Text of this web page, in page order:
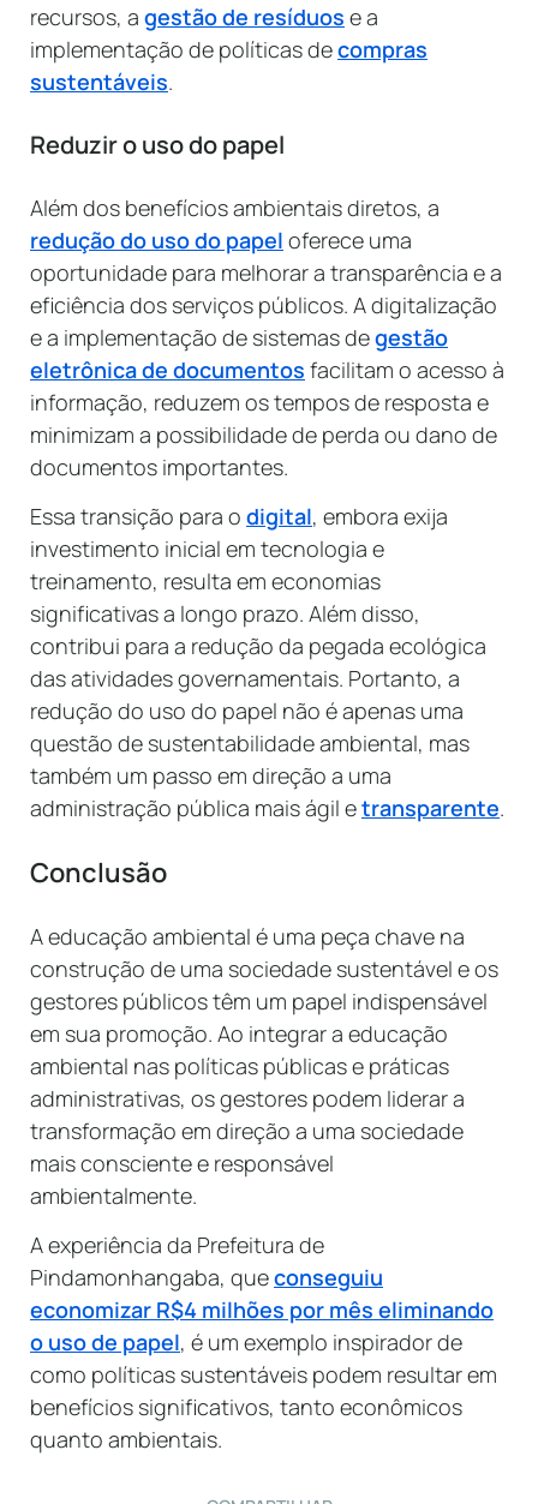
recursos, a gestão de resíduos e a
implementação de políticas decompras
sustentáveis.
Reduzir o uso do papel
Além dos benefícios ambientais diretos, a
redução do uso do papel oferece uma
oportunidade para melhorar a transparência e a
eficiência dos serviços públicos. A digitalização
e a implementação de sistemas degestão
eletrônica de documentos facilitam o acesso à
informação, reduzem os tempos de resposta e
minimizam a possibilidade de perda ou dano de
documentos importantes.
Essa transição para o digital, embora exija
investimento inicial em tecnologia e
treinamento, resulta em economias
significativas a longo prazo. Além disso,
contribui para a redução da pegada ecológica
das atividades governamentais. Portanto, a
redução do uso do papel não é apenas uma
questão de sustentabilidade ambiental, mas
também um passo em direção a uma
administração pública mais ágil etransparente.
Conclusão
A educação ambiental é uma peça chave na
construção de uma sociedade sustentável e os
gestores públicos têm um papel indispensável
em sua promoção. Ao integrar a educação
ambiental nas políticas públicas e práticas
administrativas, os gestores podem liderar a
transformação em direção a uma sociedade
mais consciente e responsável
ambientalmente.
A experiência da Prefeitura de
Pindamonhangaba, queconseguiu
economizar R$4 milhões por mês eliminando
o uso de papel, é um exemplo inspirador de
como políticas sustentáveis podem resultar em
benefícios significativos, tanto econômicos
quanto ambientais.